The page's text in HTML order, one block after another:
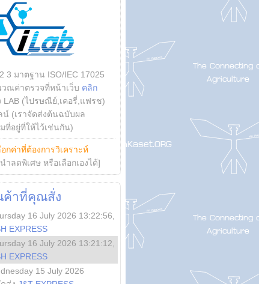
3 มาตฐาน ISO/IEC 17025
วณค่าตรวจที่หน้าเว็บ คลิก
LAB (ไปรษณีย์,เคอรี่,แฟรช)
น์ (เราจัดส่งต้นฉบับผล
ที่อยู่ที่ให้ไว้เช่นกัน)
อกค่าที่ต้องการวิเคราะห์
ลดพิเศษ หรือเลือกเองได้]
ค้าที่คุณสั่ง
16 July 2026 13:22:56
EXPRESS
16 July 2026 13:21:12
EXPRESS
15 July 2026